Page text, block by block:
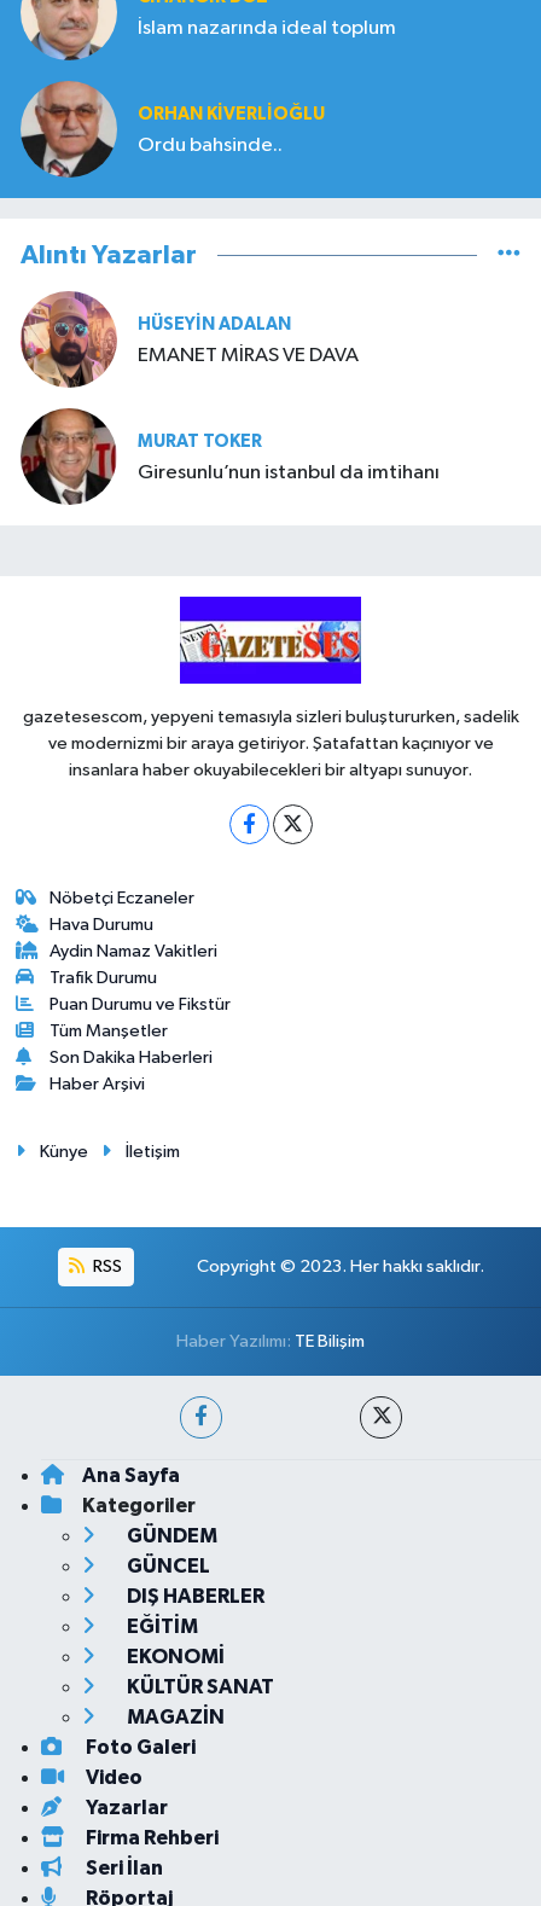
İslam nazarında ideal toplum
ORHAN KIVERLIOĞLU
Ordu bahsinde..
Alıntı Yazarlar
HÜSEYIN ADALAN
EMANET MİRAS VE DAVA
MURAT TOKER
Giresunlu’nun istanbul da imtihanı
gazetesescom, yepyeni temasıyla sizleri buluştururken, sadelik
ve modernizmi bir araya getiriyor. Şatafattan kaçınıyor ve
insanlara haber okuyabilecekleri bir altyapı sunuyor.
Nöbetçi Eczaneler
Hava Durumu
Aydin Namaz Vakitleri
Trafik Durumu
Puan Durumu ve Fikstür
Tüm Manşetler
Son Dakika Haberleri
Haber Arşivi
Künye İletişim
RSS Copyright © 2023. Her hakkı saklıdır.
Haber Yazılımı: TE Bilişim
Ana Sayfa
Kategoriler
GÜNDEM
GÜNCEL
DIŞ HABERLER
EĞİTİM
EKONOMİ
KÜLTÜR SANAT
MAGAZİN
Foto Galeri
Video
Yazarlar
Firma Rehberi
Seri İlan
Röportaj